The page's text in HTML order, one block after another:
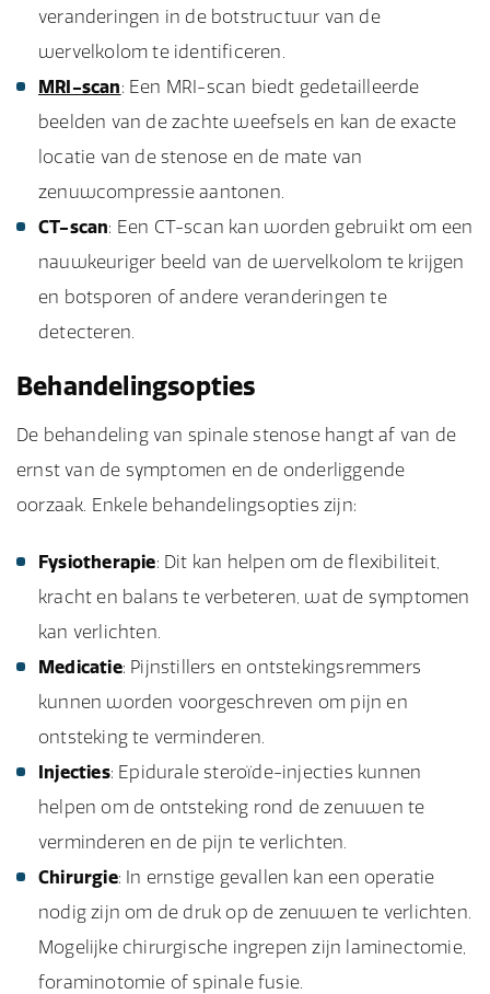
veranderingen in de botstructuur van de
wervelkolom te identificeren.
MRI-scan: Een MRI-scan biedt gedetailleerde
beelden van de zachte weefsels en kan de exacte
locatie van de stenose en de mate van
zenuwcompressie aantonen.
CT-scan: Een CT-scan kan worden gebruikt om een
nauwkeuriger beeld van de wervelkolom te krijgen
en botsporen of andere veranderingen te
detecteren.
Behandelingsopties
De behandeling van spinale stenose hangt af van de
ernst van de symptomen en de onderliggende
oorzaak. Enkele behandelingsopties zijn:
Fysiotherapie: Dit kan helpen om de flexibiliteit,
kracht en balans te verbeteren, wat de symptomen
kan verlichten.
Medicatie: Pijnstillers en ontstekingsremmers
kunnen worden voorgeschreven om pijn en
ontsteking te verminderen.
Injecties: Epidurale steroïde-injecties kunnen
helpen om de ontsteking rond de zenuwen te
verminderen en de pijn te verlichten.
Chirurgie: In ernstige gevallen kan een operatie
nodig zijn om de druk op de zenuwen te verlichten.
Mogelijke chirurgische ingrepen zijn laminectomie,
foraminotomie of spinale fusie.